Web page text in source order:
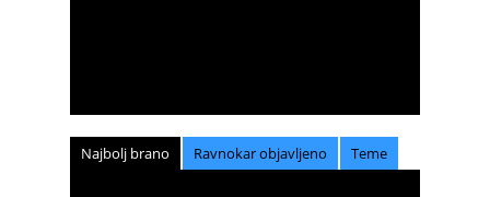
Najbolj brano Ravnokar objavljeno Teme